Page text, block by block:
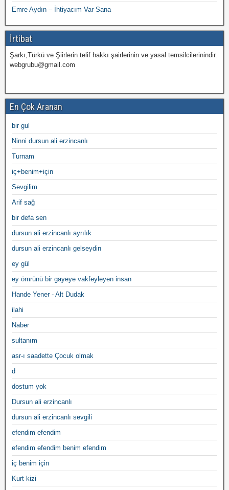
Emre Aydın – İhtiyacım Var Sana
İrtibat
Şarkı,Türkü ve Şiirlerin telif hakkı şairlerinin ve yasal temsilcilerinindir.
webgrubu@gmail.com
En Çok Aranan
bir gul
Ninni dursun ali erzincanlı
Turnam
iç+benim+için
Sevgilim
Arif sağ
bir defa sen
dursun ali erzincanlı ayrılık
dursun ali erzincanlı gelseydin
ey gül
ey ömrünü bir gayeye vakfeyleyen insan
Hande Yener - Alt Dudak
ilahi
Naber
sultanım
asr-ı saadette Çocuk olmak
d
dostum yok
Dursun ali erzincanlı
dursun ali erzincanlı sevgili
efendim efendim
efendim efendim benim efendim
iç benim için
Kurt kizi